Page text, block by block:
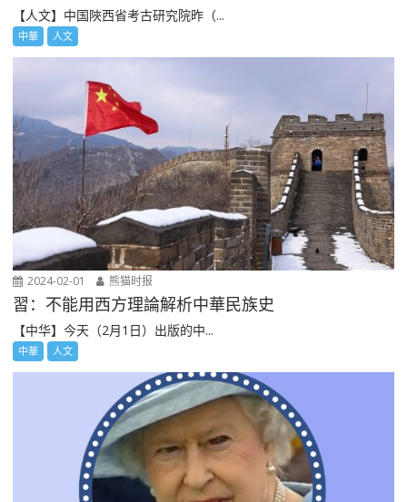
【人文】中国陜西省考古研究院昨（...
中華 人文
2024-02-01 熊猫时报
習：不能用西方理論解析中華民族史
【中华】今天（2月1日）出版的中...
中華 人文